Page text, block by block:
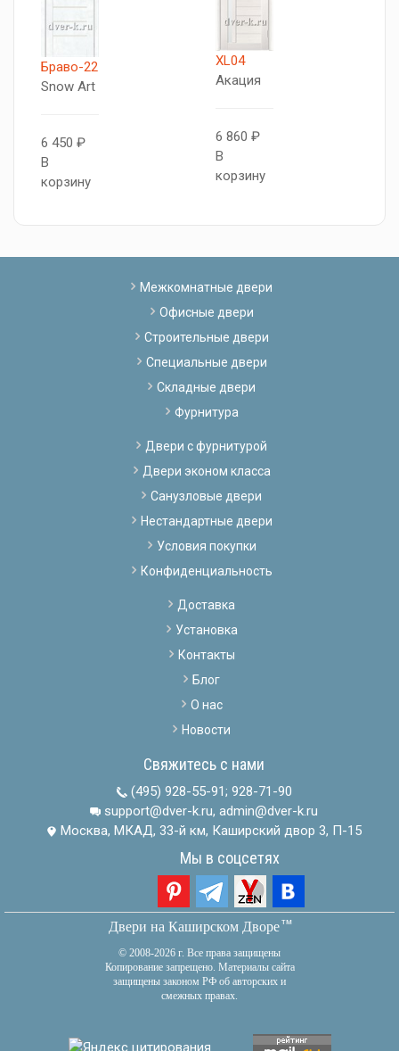
Браво-22
Snow Art
6 450 ₽
В
корзину
XL04
Акация
6 860 ₽
В
корзину
Межкомнатные двери
Офисные двери
Строительные двери
Специальные двери
Складные двери
Фурнитура
Двери с фурнитурой
Двери эконом класса
Санузловые двери
Нестандартные двери
Условия покупки
Конфиденциальность
Доставка
Установка
Контакты
Блог
О нас
Новости
Свяжитесь с нами
(495) 928-55-91; 928-71-90
support@dver-k.ru, admin@dver-k.ru
Москва, МКАД, 33-й км, Каширский двор 3, П-15
Мы в соцсетях
Двери на Каширском Дворетм
© 2008-2026 г. Все права защищены
Копирование запрещено. Материалы сайта
защищены законом РФ об авторских и
смежных правах.